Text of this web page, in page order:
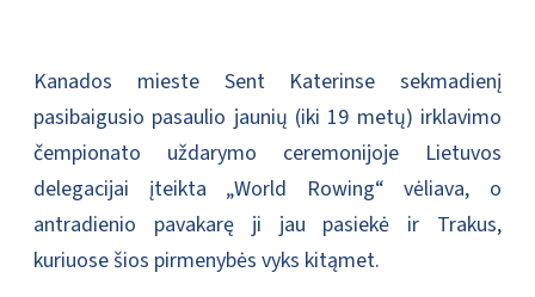
Kanados mieste Sent Katerinse sekmadienį
pasibaigusio pasaulio jaunių (iki 19 metų) irklavimo
čempionato uždarymo ceremonijoje Lietuvos
delegacijai įteikta „World Rowing“ vėliava, o
antradienio pavakarę ji jau pasiekė ir Trakus,
kuriuose šios pirmenybės vyks kitąmet.